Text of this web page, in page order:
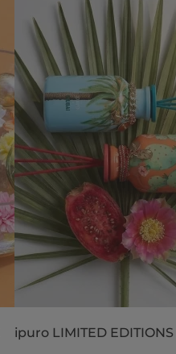
ipuro LIMITED EDITIONS